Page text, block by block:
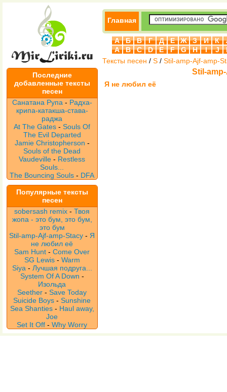
Последние
добавленные тексты
песен
Санатана Рупа - Радха-
крипа-катакша-става-
раджа
At The Gates -Souls Of
The Evil Departed
Jamie Christopherson -
Souls of the Dead
Vaudeville- Restless
Souls...
The Bouncing Souls - DFA
Популярные тексты
песен
sobersash remix -Твоя
жопа - это бум, это бум,
это бум
Stil-amp-Ajf-amp-Stacy - Я
не любил её
Sam Hunt -Come Over
SG Lewis - Warm
Siya - Лучшая подруга...
System Of A Down -
Изольда
Seether -Save Today
Suicide Boys -Sunshine
Sea Shanties - Haul away,
Joe
Set It Off -Why Worry
Главная
А Б В Г Д Е Ж З И К
A
B C D E F G H I J
Тексты песен / S / Stil-amp-Ajf-amp-
Stil-
Я не любил её